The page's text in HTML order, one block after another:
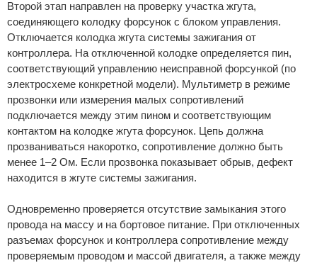
Второй этап направлен на проверку участка жгута,
соединяющего колодку форсунок с блоком управления.
Отключается колодка жгута системы зажигания от
контроллера. На отключенной колодке определяется пин,
соответствующий управлению неисправной форсункой (по
электросхеме конкретной модели). Мультиметр в режиме
прозвонки или измерения малых сопротивлений
подключается между этим пином и соответствующим
контактом на колодке жгута форсунок. Цепь должна
прозваниваться накоротко, сопротивление должно быть
менее 1–2 Ом. Если прозвонка показывает обрыв, дефект
находится в жгуте системы зажигания.
Одновременно проверяется отсутствие замыкания этого
провода на массу и на бортовое питание. При отключенных
разъемах форсунок и контроллера сопротивление между
проверяемым проводом и массой двигателя, а также между